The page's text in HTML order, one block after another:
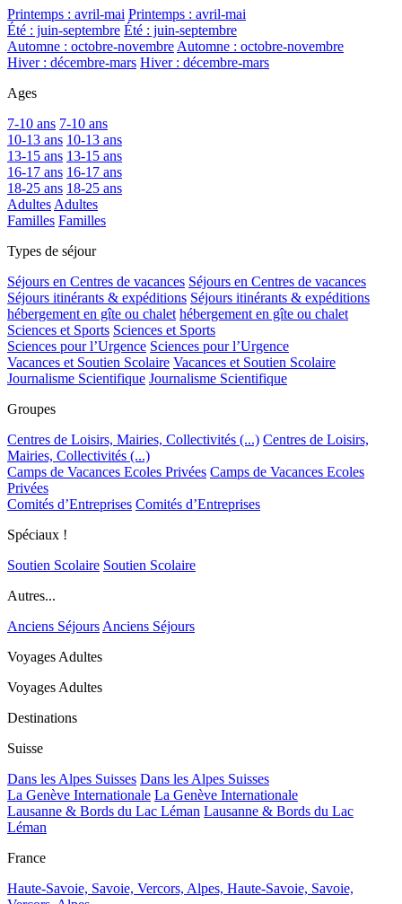
Printemps : avril-mai Printemps : avril-mai
Été : juin-septembre Été : juin-septembre
Automne : octobre-novembre Automne : octobre-novembre
Hiver : décembre-mars Hiver : décembre-mars
Ages
7-10 ans 7-10 ans
10-13 ans 10-13 ans
13-15 ans 13-15 ans
16-17 ans 16-17 ans
18-25 ans 18-25 ans
Adultes Adultes
Familles Familles
Types de séjour
Séjours en Centres de vacances Séjours en Centres de vacances
Séjours itinérants & expéditions Séjours itinérants & expéditions
hébergement en gîte ou chalet hébergement en gîte ou chalet
Sciences et Sports Sciences et Sports
Sciences pour l’Urgence Sciences pour l’Urgence
Vacances et Soutien Scolaire Vacances et Soutien Scolaire
Journalisme Scientifique Journalisme Scientifique
Groupes
Centres de Loisirs, Mairies, Collectivités (...) Centres de Loisirs,
Mairies, Collectivités (...)
Camps de Vacances Ecoles Privées Camps de Vacances Ecoles
Privées
Comités d’Entreprises Comités d’Entreprises
Spéciaux !
Soutien Scolaire Soutien Scolaire
Autres...
Anciens Séjours Anciens Séjours
Voyages Adultes
Voyages Adultes
Destinations
Suisse
Dans les Alpes Suisses Dans les Alpes Suisses
La Genève Internationale La Genève Internationale
Lausanne & Bords du Lac Léman Lausanne & Bords du Lac
Léman
France
Haute-Savoie, Savoie, Vercors, Alpes, Haute-Savoie, Savoie,